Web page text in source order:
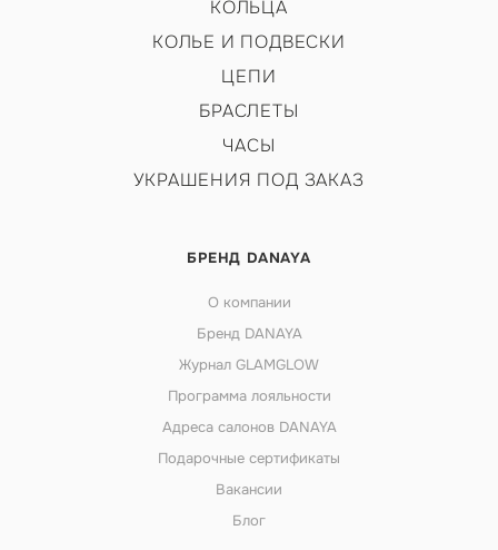
КОЛЬЦА
КОЛЬЕ И ПОДВЕСКИ
ЦЕПИ
БРАСЛЕТЫ
ЧАСЫ
УКРАШЕНИЯ ПОД ЗАКАЗ
БРЕНД DANAYA
О компании
Бренд DANAYA
Журнал GLAMGLOW
Программа лояльности
Адреса салонов DANAYA
Подарочные сертификаты
Вакансии
Блог